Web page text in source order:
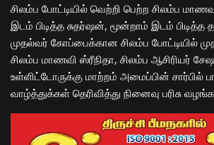
சிலம்ப போட்டியில் வெற்றி பெற்ற சிலம்ப
இடம் பிடித்த சுதர்ஷன், மூன்றாம் இடம் பிடித்த
முதல்வர் கோப்பைக்கான சிலம்ப போட்டியில்
சிலம்ப மாணவி ஸ்ரீநிதா, சிலம்ப ஆசிரியர்
உள்ளிட்டோருக்கு மாற்றம் அமைப்பின் சார்பில்
வாழ்த்துக்கள் தெரிவித்து நினைவு பரிசு